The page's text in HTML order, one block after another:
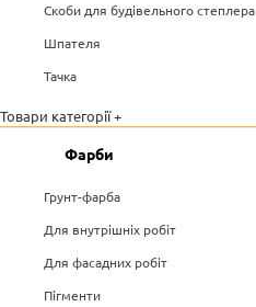
Скоби для будівельного степлера
Шпателя
Тачка
Товари категорії +
Фарби
Грунт-фарба
Для внутрішніх робіт
Для фасадних робіт
Пігменти